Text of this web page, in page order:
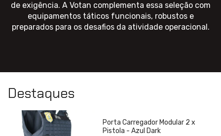
de exigência. A Votan complementa essa seleção com
equipamentos táticos funcionais, robustos e
preparados para os desafios da atividade operacional.
Destaques
Porta Carregador Modular 2 x
Pistola - Azul Dark